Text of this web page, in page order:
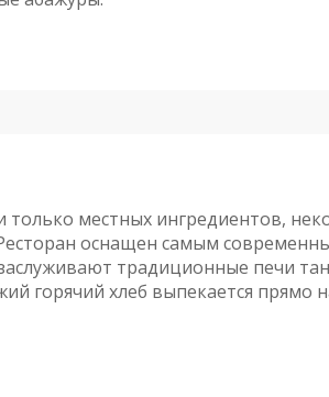
местных ингредиентов,
оснащен самым
традиционные печи
горячий хлеб выпекается прямо